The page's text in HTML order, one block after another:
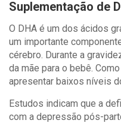
Suplementação de
O DHA é um dos ácidos
um importante
cérebro. Durante a
da mãe para o bebê.
apresentar baixos níveis
Estudos indicam que a
com a depressão pós-